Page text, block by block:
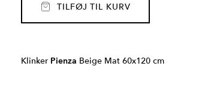
TILFØJ TIL KURV
Klinker Pienza Beige Mat 60x120 cm